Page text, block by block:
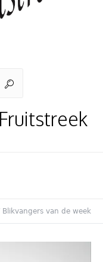
Blikvangers van de week